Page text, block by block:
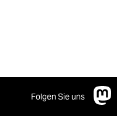
Folgen Sie uns